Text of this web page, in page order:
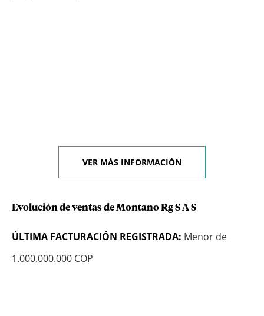
VER MÁS INFORMACIÓN
Evolución de ventas de Montano Rg S A S
ÚLTIMA FACTURACIÓN REGISTRADA: Menor de
1.000.000.000 COP